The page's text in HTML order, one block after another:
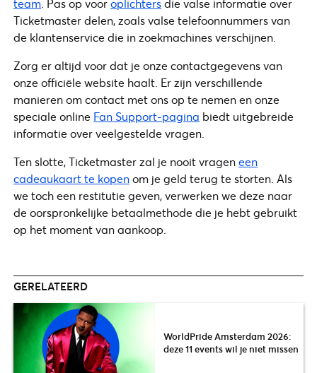
Ticketmaster delen, zoals valse telefoonnummers van
de klantenservice die in zoekmachines verschijnen.
Zorg er altijd voor dat je onze contactgegevens van
onze officiële website haalt. Er zijn verschillende
manieren om contact met ons op te nemen en onze
speciale online Fan Support-pagina biedt uitgebreide
informatie over veelgestelde vragen.
Ten slotte, Ticketmaster zal je nooit vrageneen
cadeaukaart te kopenom je geld terug te storten. Als
we toch een restitutie geven, verwerken we deze naar
de oorspronkelijke betaalmethode die je hebt gebruikt
op het moment van aankoop.
GERELATEERD
WorldPride Amsterdam 2026:
deze 11 events wil je niet missen